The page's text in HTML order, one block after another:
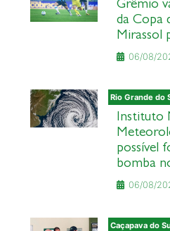
Grêmio
da Copa
Mirassol
06/08/
Rio Grande do
Instituto
possível
bomba
06/08/
Caçapava do